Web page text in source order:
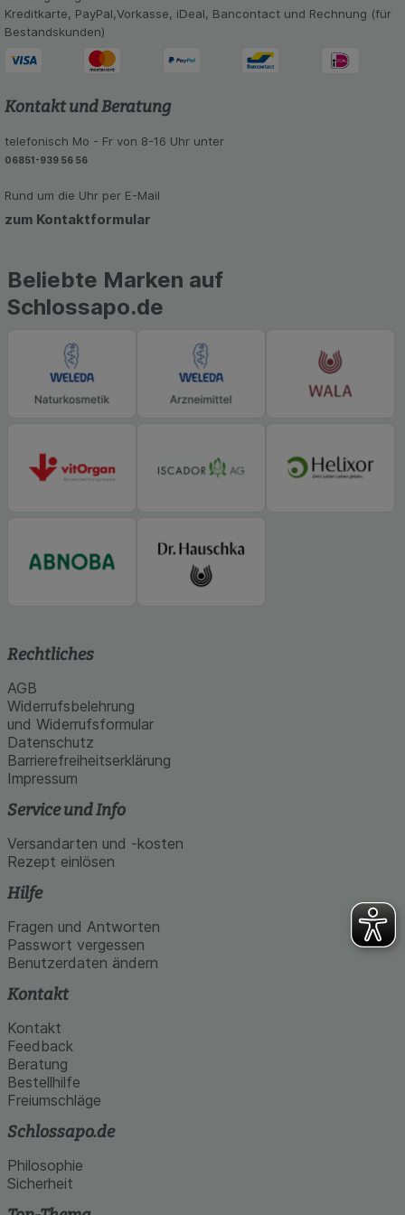
unserer Website sammeln, mit deren Hilfe wir
unsere Website weiter für Sie optimieren können,
den Inhalt auf unserer Website aber auch die
Werbung auf Drittseiten möglichst relevant für Sie
hierfür teilweise an Dritte wie z.B. Google oder
Kreditkarte, PayPal,Vorkasse, iDeal, Bancontact und Rechnung (für
Bestandskunden)
Kontakt und Beratung
telefonisch Mo - Fr von 8-16 Uhr unter
06851-939 56 56
Rund um die Uhr per E-Mail
zum Kontaktformular
Beliebte Marken auf
Schlossapo.de
Rechtliches
AGB
Widerrufsbelehrung
und Widerrufsformular
Datenschutz
Barrierefreiheitserklärung
Impressum
Service und Info
Versandarten und -kosten
Rezept einlösen
Hilfe
Fragen und Antworten
Passwort vergessen
Benutzerdaten ändern
Kontakt
Kontakt
Feedback
Beratung
Bestellhilfe
Freiumschläge
Schlossapo.de
Philosophie
Sicherheit